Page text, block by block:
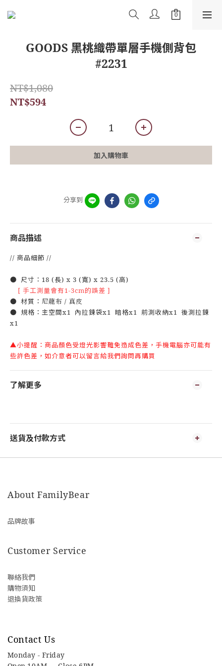
GOODS 黑桃織帶單層手機側背包
#2231
NT$1,080
NT$594
加入購物車
分享到
商品描述
// 商品細節 //
● 尺寸：18 (長) x 3 (寬) x 23.5 (高)
[ 手工測量會有1-3cm的誤差 ]
● 材質： 尼龍布 / 真皮
● 規格：主空間x1 內拉鍊袋x1 暗格x1 前測收納x1 後測拉鍊
x1
▲小提醒：商品顏色受燈光影響難免造成色差，手機電腦亦可能有
些許色差，如介意者可以留言給我們詢問再購買
了解更多
送貨及付款方式
About FamilyBear
品牌故事
Customer Service
聯絡我們
購物須知
退換貨政策
Contact Us
Monday - Friday